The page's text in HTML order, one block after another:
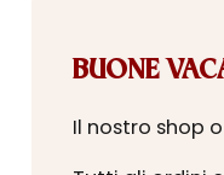
BUONE
Il nostro shop